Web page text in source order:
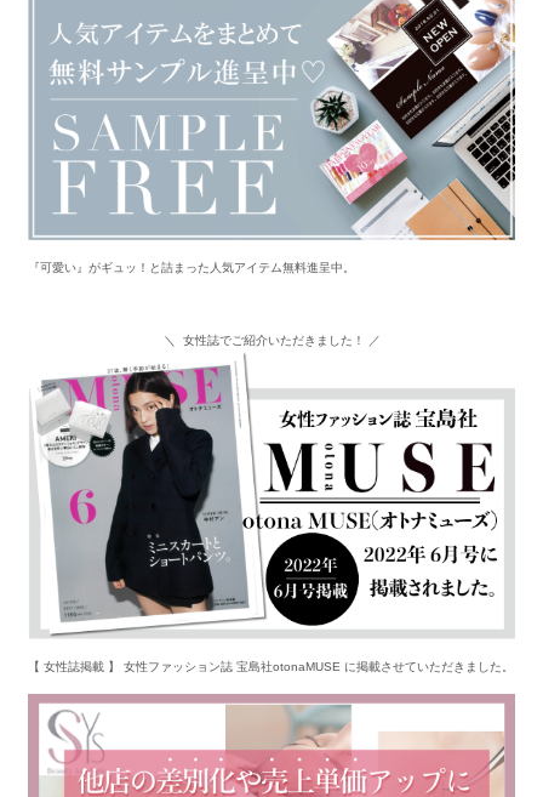
『可愛い』がギュッ！と詰まった人気アイテム無料進呈中。
＼ 女性誌でご紹介いただきました！ ／
【 女性誌掲載 】 女性ファッション誌 宝島社otonaMUSE に掲載させていただきました。